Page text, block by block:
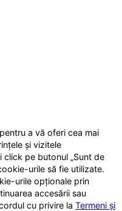
a vă oferi cea mai
și vizitele
click pe butonul „Sunt de
urile să fie utilizate.
urile opționale prin
accesării sau
cu privire la Termeni și